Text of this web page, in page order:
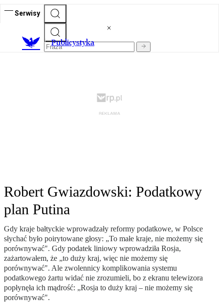
Serwisy
Publicystyka
Robert Gwiazdowski: Podatkowy
plan Putina
Gdy kraje bałtyckie wprowadzały reformy podatkowe, w Polsce
słychać było poirytowane głosy: „To małe kraje, nie możemy się
porównywać". Gdy podatek liniowy wprowadziła Rosja,
zażartowałem, że „to duży kraj, więc nie możemy się
porównywać". Ale zwolennicy komplikowania systemu
podatkowego żartu widać nie zrozumieli, bo z ekranu telewizora
popłynęła ich mądrość: „Rosja to duży kraj – nie możemy się
porównywać".